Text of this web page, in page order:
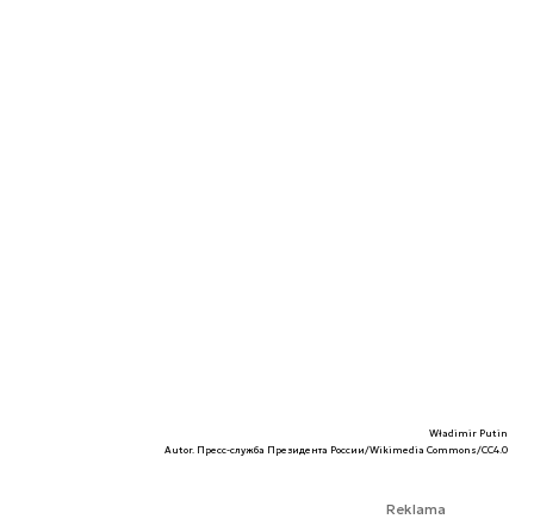
Władimir Putin
Autor. Пресс-служба Президента России/Wikimedia Commons/CC4.0
Reklama